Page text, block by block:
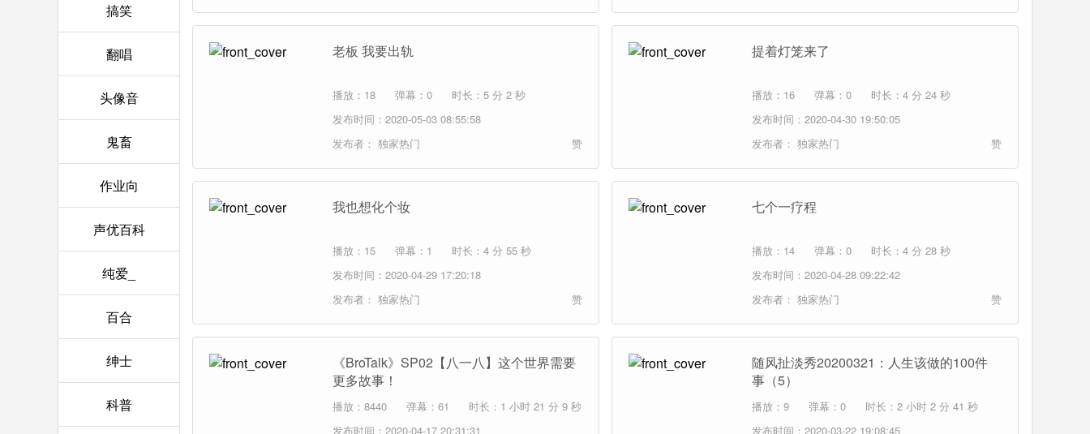
搞笑
翻唱
头像音
鬼畜
作业向
声优百科
纯爱_
百合
绅士
科普
老板 我要出轨
播放：18 弹幕：0
时长：5 分 2 秒
发布时间：2020-05-03 08:55:58
发布者： 独家热门 赞
提着灯笼来了
播放：16 弹幕：0
时长：4 分 24 秒
发布时间：2020-04-30 19:50:05
发布者： 独家热门 赞
我也想化个妆
播放：15 弹幕：1
时长：4 分 55 秒
发布时间：2020-04-29 17:20:18
发布者： 独家热门 赞
七个一疗程
播放：14 弹幕：0
时长：4 分 28 秒
发布时间：2020-04-28 09:22:42
发布者： 独家热门 赞
《BroTalk》SP02【八一八】这个世界需要
更多故事！
播放：8440 弹幕：61
时长：1 小时 21 分 9 秒
发布时间：2020-04-17 20:31:31
随风扯淡秀20200321：人生该做的100件
事（5）
播放：9 弹幕：0
时长：2 小时 2 分 41 秒
发布时间：2020-03-22 19:08:45